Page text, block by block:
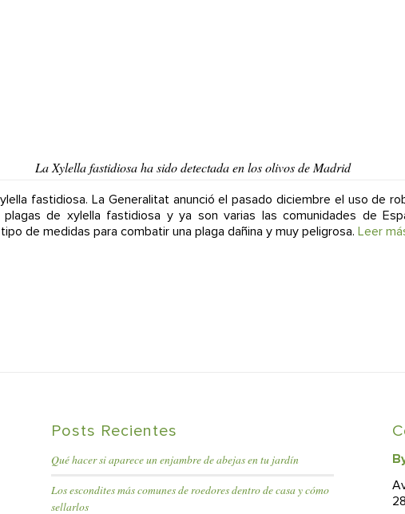
La Xylella fastidiosa ha sido detectada en los olivos de Madrid
fastidiosa. La Generalitat anunció el pasado diciembre el uso de
de xylella fastidiosa y ya son varias las comunidades de
de medidas para combatir una plaga dañina y muy peligrosa. Leer
Posts Recientes
Qué hacer si aparece un enjambre de abejas en tu jardín
Los escondites más comunes de roedores dentro de casa y cómo
sellarlos